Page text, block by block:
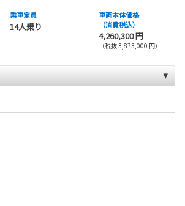
乗車定員
14人乗り
車両本体価格
（消費税込）
4,260,300 円
（税抜 3,873,000 円）